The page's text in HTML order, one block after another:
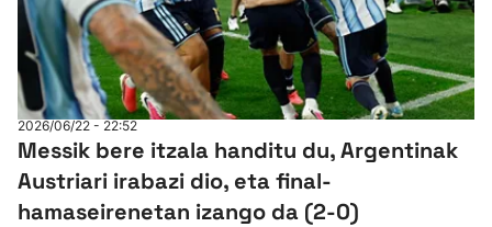
2026/06/22 - 22:52
Messik bere itzala handitu du, Argentinak
Austriari irabazi dio, eta final-
hamaseirenetan izango da (2-0)